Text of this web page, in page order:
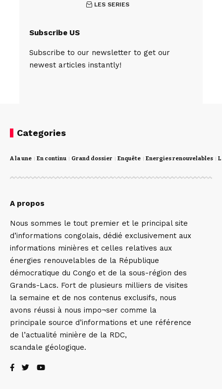
LES SERIES
Subscribe US
Subscribe to our newsletter to get our
newest articles instantly!
Categories
A la une En continu Grand dossier Enquête Energies renouvelables
A propos
Nous sommes le tout premier et le principal site
d’informations congolais, dédié exclusivement aux
informations minières et celles relatives aux
énergies renouvelables de la République
démocratique du Congo et de la sous-région des
Grands-Lacs. Fort de plusieurs milliers de visites
la semaine et de nos contenus exclusifs, nous
avons réussi à nous impo¬ser comme la
principale source d’informations et une référence
de l’actualité minière de la RDC,
scandale géologique.